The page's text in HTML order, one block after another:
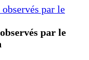
par le